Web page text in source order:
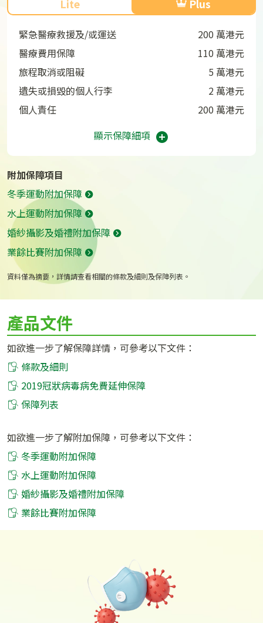
Lite Plus
緊急醫療救援及/或運送
200 萬港元
醫療費用保障
110 萬港元
旅程取消或阻礙
5 萬港元
遺失或損毀的個人行李
2 萬港元
個人責任
200 萬港元
顯示保障細項
附加保障項目
冬季運動附加保障
水上運動附加保障
婚紗攝影及婚禮附加保障
業餘比賽附加保障
資料僅為摘要，詳情請查看相關的條款及細則及保障列表。
產品文件
如欲進一步了解保障詳情，可參考以下文件：
條款及細則
2019冠狀病毒病免費延伸保障
保障列表
如欲進一步了解附加保障，可參考以下文件：
冬季運動附加保障
水上運動附加保障
婚紗攝影及婚禮附加保障
業餘比賽附加保障